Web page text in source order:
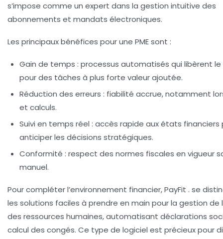
s’impose comme un expert dans la gestion intuitive des
abonnements et mandats électroniques.
Les principaux bénéfices pour une PME sont :
Gain de temps : processus automatisés qui libèrent
pour des tâches à plus forte valeur ajoutée.
Réduction des erreurs : fiabilité accrue, notamment
et calculs.
Suivi en temps réel : accès rapide aux états financiers
anticiper les décisions stratégiques.
Conformité : respect des normes fiscales en vigueur
manuel.
Pour compléter l’environnement financier, PayFit . se
les solutions faciles à prendre en main pour la gestion de
des ressources humaines, automatisant déclarations
calcul des congés. Ce type de logiciel est précieux pour